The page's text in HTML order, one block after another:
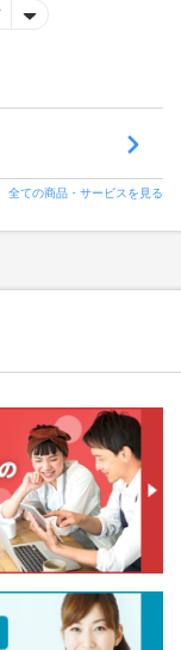
全ての商品・サービスを見る